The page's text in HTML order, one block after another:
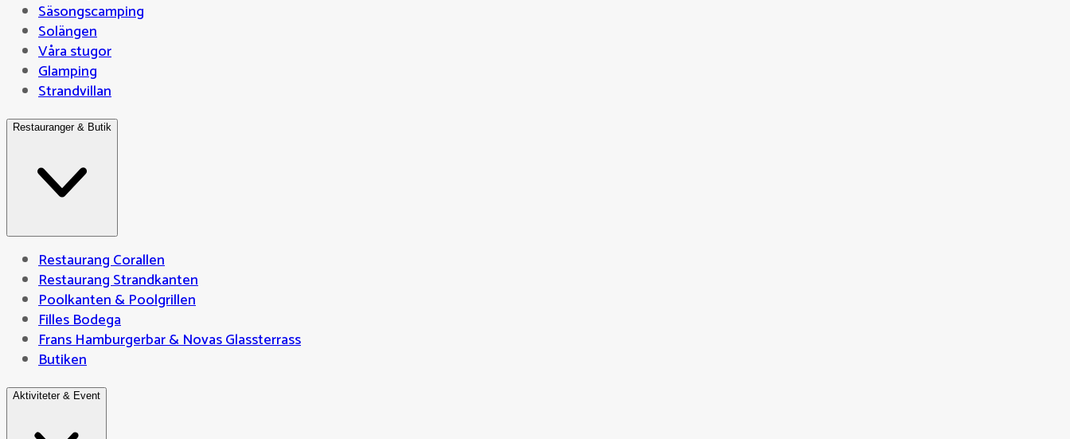
Säsongscamping
Solängen
Våra stugor
Glamping
Strandvillan
Restauranger & Butik
Restaurang Corallen
Restaurang Strandkanten
Poolkanten & Poolgrillen
Filles Bodega
Frans Hamburgerbar & Novas Glassterrass
Butiken
Aktiviteter & Event